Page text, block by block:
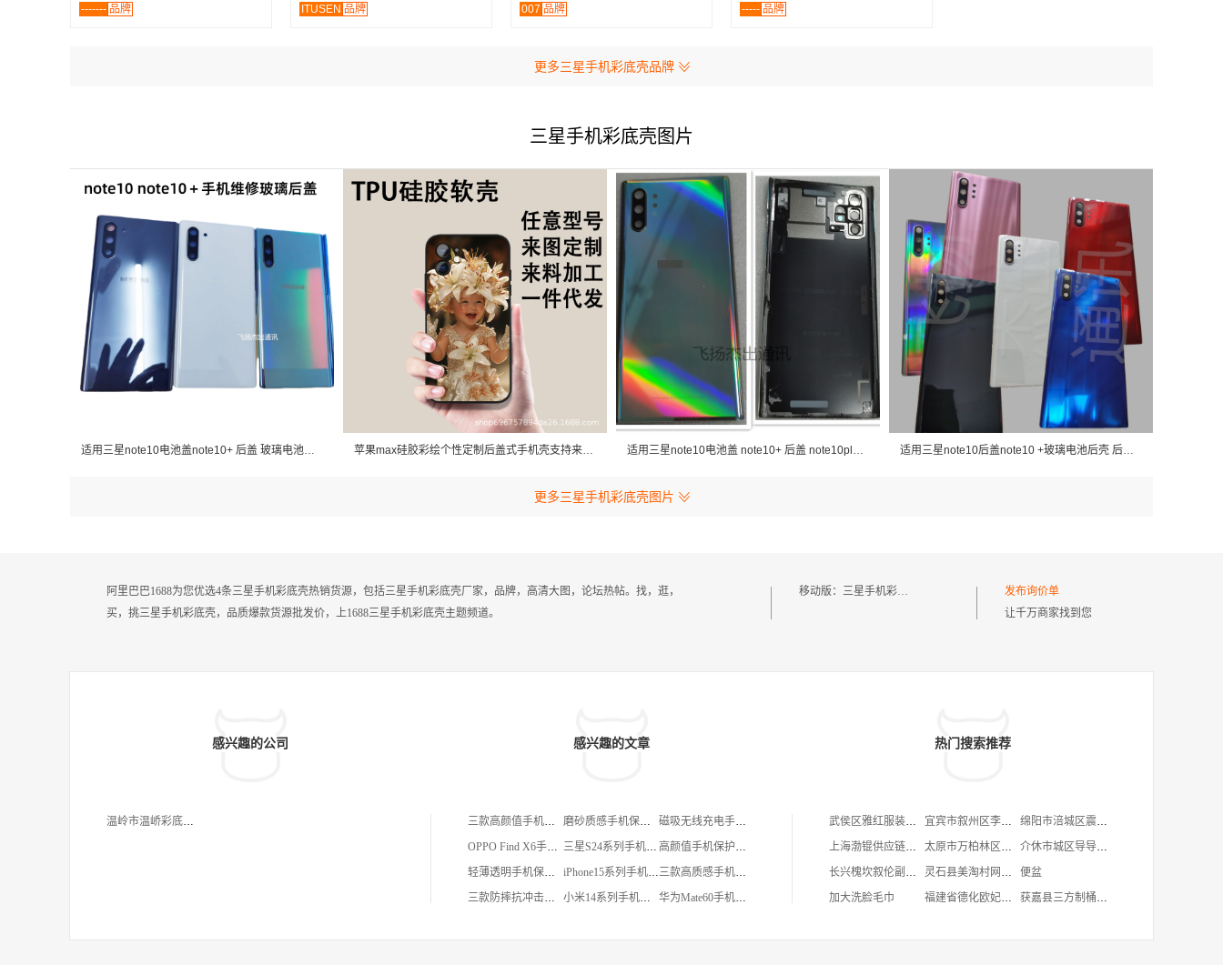
------- 品牌
ITUSEN 品牌
007 品牌
----- 品牌
更多三星手机彩底壳品牌
三星手机彩底壳图片
适用三星note10电池盖note10+ 后盖 玻璃电池盖 带镜框后壳 苹果max硅胶彩绘个性定制后盖式手机壳支持来图来料加工 适用三星note10电池盖 note10+ 后盖 note10plus电池盖 中框金属 适用三星note10后盖note10 +玻璃电池后壳 后屏电池盖n9760 5g版
更多三星手机彩底壳图片
阿里巴巴1688为您优选4条三星手机彩底壳热销货源，包括三星手机彩底壳厂家，品牌，高清大图，论坛热帖。找，逛，
买，挑三星手机彩底壳，品质爆款货源批发价，上1688三星手机彩底壳主题频道。
移动版： 三星手机彩底壳
发布询价单
让千万商家找到您
感兴趣的公司
温岭市温峤彩底丰电子商务商行（个体工商户）
感兴趣的文章
三款高颜值手机保护套推荐：细节、搭配与日常使用体验 磨砂质感手机保护套精选合集：哑光触感与实用细节的日常陪伴
磁吸无线充电手机保护套多款细节体验合集
OPPO Find X6手机保护套多款实测推荐：质感与实用兼得
三星S24系列手机保护套多款实测推荐
高颜值手机保护套设计合集：细节、质感与日常搭配的完美融合
轻薄透明手机保护套合集：细节、搭配与日常使用体验
iPhone15系列手机保护套多材质搭配指南
三款高质感手机保护套推荐：细节、手感与日常搭配的平衡之选
三款防摔抗冲击手机保护套细节实测与搭配体验
小米14系列手机保护套多款实测推荐 华为Mate60手机保护套精选合集：细节、质感与日常体验
热门搜索推荐
武侯区雅红服装经营部 宜宾市叙州区李场镇罗乙养殖场
绵阳市涪城区震川机械加工部
上海渤锟供应链管理有限公司
太原市万柏林区滨滨汽修服务部
介休市城区导导紫菜包饭馆
长兴槐坎叙伦副食便利店
灵石县美淘村网络科技有限公司
便盆
加大洗脸毛巾
福建省德化欧妃服饰有限公司 获嘉县三方制桶厂(普通合伙)